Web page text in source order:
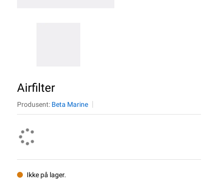
Airfilter
Produsent: Beta Marine
Ikke på lager.